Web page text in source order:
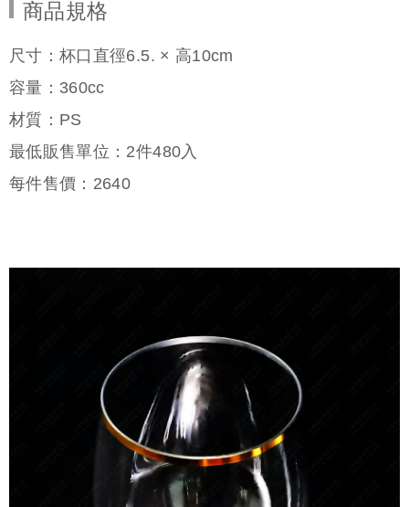
商品規格
尺寸：杯口直徑6.5. × 高10cm
容量：360cc
材質：PS
最低販售單位：2件480入
每件售價： 2640